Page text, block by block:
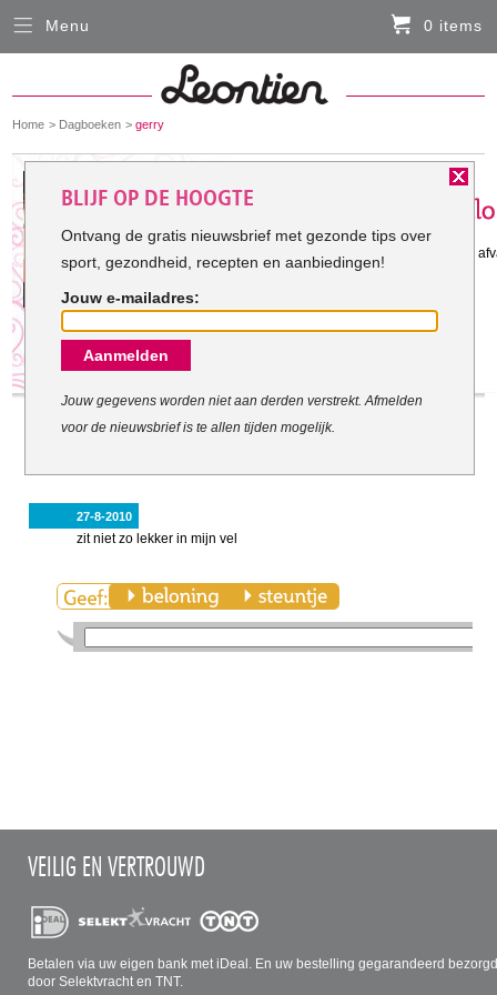
You
here:
Home Dagboeken gerry
Gestart met mijn doel: 27-8-2010
ik heb hoge bloeddruk daarom wil ik
27-8-2010
zit niet zo lekker in mijn vel
Menu 0 items
VEILIG EN VERTROUWD
Betalen via uw eigen bank met iDeal. En uw bestelling gegarandeerd
door Selektvracht en TNT.
Sluiten
HARDLOOPKLEDING
FIETSKLEDING
SERVICE
Inloggen
Contact- en adresgegevens
Levertijd, retourneren, ruilen
BLIJF OP DE HOOGTE
Ontvang de gratis nieuwsbrief met gezonde tips over
sport, gezondheid, recepten en aanbiedingen!
Jouw e-mailadres:
Aanmelden
Jouw gegevens worden niet aan derden verstrekt. Afmelden
voor de nieuwsbrief is te allen tijden mogelijk.